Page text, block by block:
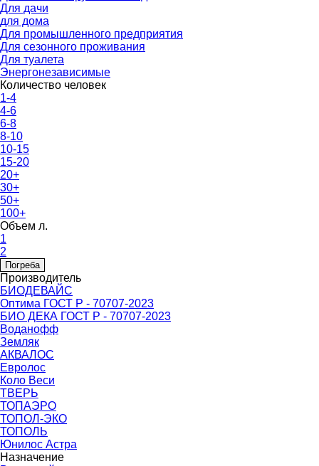
Для дачи
для дома
Для промышленного предприятия
Для сезонного проживания
Для туалета
Энергонезависимые
Количество человек
1-4
4-6
6-8
8-10
10-15
15-20
20+
30+
50+
100+
Объем л.
1
2
Погреба
Производитель
БИОДЕВАЙС
Оптима ГОСТ Р - 70707-2023
БИО ДЕКА ГОСТ Р - 70707-2023
Воданофф
Земляк
АКВАЛОС
Евролос
Коло Веси
ТВЕРЬ
ТОПАЭРО
ТОПОЛ-ЭКО
ТОПОЛЬ
Юнилос Астра
Назначение